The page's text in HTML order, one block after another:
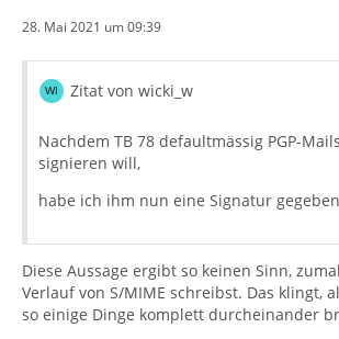
28. Mai 2021 um 09:39
Zitat von wicki_w
Nachdem TB 78 defaultmässig PGP-
signieren will,
habe ich ihm nun eine Signatur
Diese Aussage ergibt so keinen Sinn,
Verlauf von S/MIME schreibst. Das klingt,
so einige Dinge komplett durcheinander